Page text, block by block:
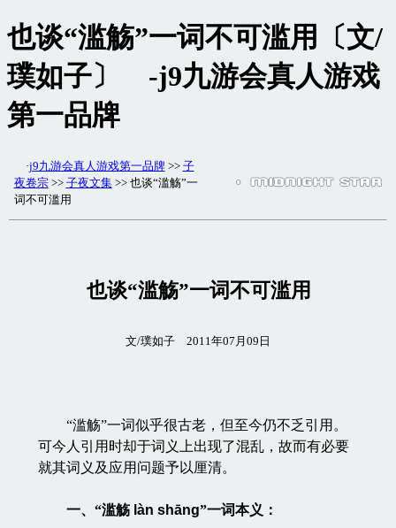
也谈“滥觞”一词不可滥用〔文/
璞如子〕 -j9九游会真人游戏
第一品牌
·j9九游会真人游戏第一品牌>> 子
夜卷宗>> 子夜文集>> 也谈“滥觞”一
词不可滥用
也谈“滥觞”一词不可滥用
文/璞如子 2011年07月09日
“滥觞”一词似乎很古老，但至今仍不乏引用。
可今人引用时却于词义上出现了混乱，故而有必要
就其词义及应用问题予以厘清。
一、“滥觞 làn shāng”一词本义：